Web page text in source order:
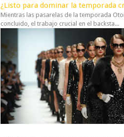
¿Listo para dominar la temporada
Mientras las pasarelas de la temporada
concluido, el trabajo crucial en el backsta...